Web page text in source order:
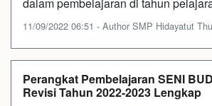
11/09/2022 06:51 - Author SMP Hidayatut
Perangkat Pembelajaran SENI
Revisi Tahun 2022-2023 Lengkap